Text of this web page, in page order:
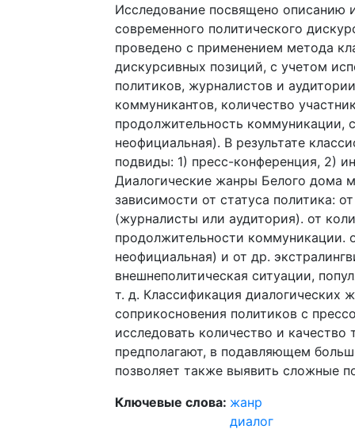
Исследование посвящено описанию
современного политического
проведено с применением метода
дискурсивных позиций, с учетом
политиков, журналистов и
коммуникантов, количество
продолжительность коммуникации,
неофициальная). В результате
подвиды: 1) пресс-конференция, 2)
Диалогические жанры Белого дома
зависимости от статуса политика:
(журналисты или аудитория). от
продолжительности коммуникации.
неофициальная) и от др.
внешнеполитическая ситуации,
т. д. Классификация диалогических
соприкосновения политиков с
исследовать количество и
предполагают, в подавляющем
позволяет также выявить сложные
Ключевые слова: жанр
диалог